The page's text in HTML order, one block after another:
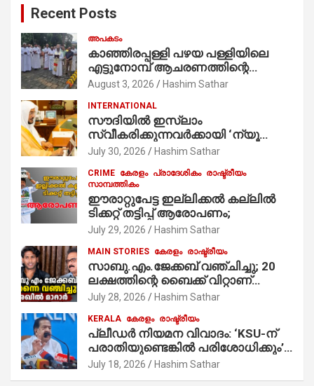
Recent Posts
അപകടം
കാഞ്ഞിരപ്പള്ളി പഴയ പള്ളിയിലെ
എട്ടുനോമ്പ് ആചരണത്തിന്റെ
ഭാഗമായുള്ള പന്തലിന്റെ കാൽനാട്ട്
കുര്യൻ താമരശ്ശേരി
നിർവഹിക്കുന്നു.
August 3, 2026 Hashim Sathar
INTERNATIONAL
സൗദിയില്‍ ഇസ്‌ലാം
സ്വീകരിക്കുന്നവര്‍ക്കായി ‘ന്യൂ
മുസ്ലിം’ ഡിജിറ്റല്‍ കാര്‍ഡ് സേവനം
July 30, 2026 Hashim Sathar
CRIME കേരളം പ്രാദേശികം രാഷ്ട്രീയം
സാമ്പത്തികം
ഈരാറ്റുപേട്ട ഇല്ലിക്കൽ കല്ലിൽ
ടിക്കറ്റ് തട്ടിപ്പ് ആരോപണം;
July 29, 2026 Hashim Sathar
MAIN STORIES കേരളം രാഷ്ട്രീയം
സാബു.എം.ജേക്കബ് വഞ്ചിച്ചു; 20
ലക്ഷത്തിന്റെ ബൈക്ക് വിറ്റാണ്
തൃക്കാക്കരയില്‍ മത്സരിച്ചത്!
മാത്രമാണ് ഉണ്ടായിരുന്നത്;
സാബുവിന്റേത് വ്യക്തിപരമായ
നേട്ടത്തിനുള്ള പാര്‍ട്ടി; ഇപ്പോള്‍
ഫോണ്‍ വിളിച്ചാല്‍ എടുക്കില്ല;
തിരഞ്ഞെടുപ്പിലെ ദുരനുഭവങ്ങള്‍
July 28, 2026 Hashim Sathar
KERALA കേരളം രാഷ്ട്രീയം
പ്ലീഡർ നിയമന വിവാദം: ‘KSU-ന്
പരാതിയുണ്ടെങ്കിൽ പരിശോധിക്കും’;
രമേശ് ചെന്നിത്തല
July 18, 2026 Hashim Sathar